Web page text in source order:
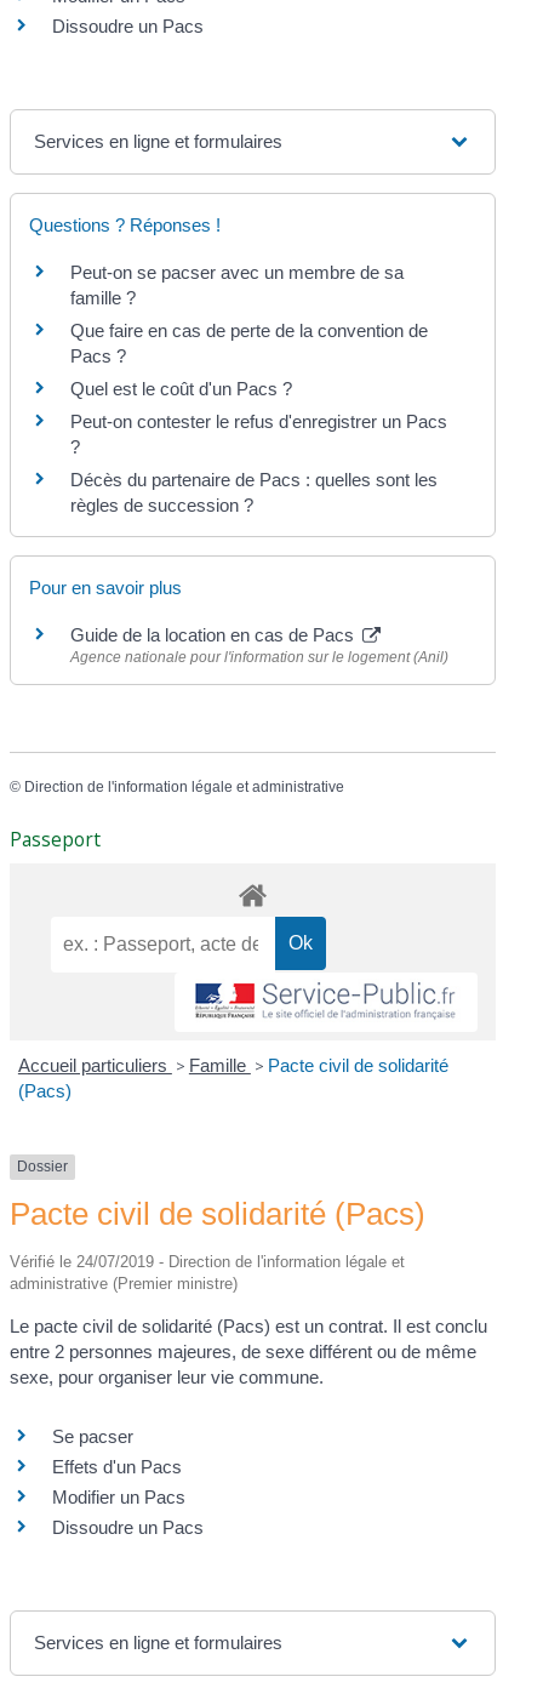
Dissoudre un Pacs
Services en ligne et formulaires
Questions ? Réponses !
Peut-on se pacser avec un membre de sa
famille ?
Que faire en cas de perte de la convention de
Pacs ?
Quel est le coût d'un Pacs ?
Peut-on contester le refus d'enregistrer un Pacs
?
Décès du partenaire de Pacs : quelles sont les
règles de succession ?
Pour en savoir plus
Guide de la location en cas de Pacs
Agence nationale pour l'information sur le logement (Anil)
© Direction de l'information légale et administrative
Passeport
Accueil particuliers > Famille > Pacte civil de solidarité
(Pacs)
Dossier
Pacte civil de solidarité (Pacs)
Vérifié le 24/07/2019 - Direction de l'information légale et
administrative (Premier ministre)
Le pacte civil de solidarité (Pacs) est un contrat. Il est conclu
entre 2 personnes majeures, de sexe différent ou de même
sexe, pour organiser leur vie commune.
Se pacser
Effets d'un Pacs
Modifier un Pacs
Dissoudre un Pacs
Services en ligne et formulaires